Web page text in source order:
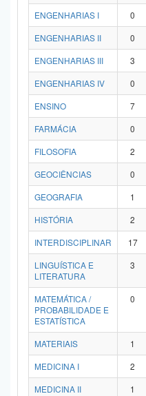
ENGENHARIAS I
0
ENGENHARIAS II
0
ENGENHARIAS III
3
ENGENHARIAS IV
0
ENSINO
7
FARMÁCIA
0
FILOSOFIA
2
GEOCIÊNCIAS
0
GEOGRAFIA
1
HISTÓRIA
2
INTERDISCIPLINAR
17
LINGUÍSTICA E
LITERATURA
3
MATEMÁTICA /
PROBABILIDADE E
ESTATÍSTICA
0
MATERIAIS 1
MEDICINA I
2
MEDICINA II
1